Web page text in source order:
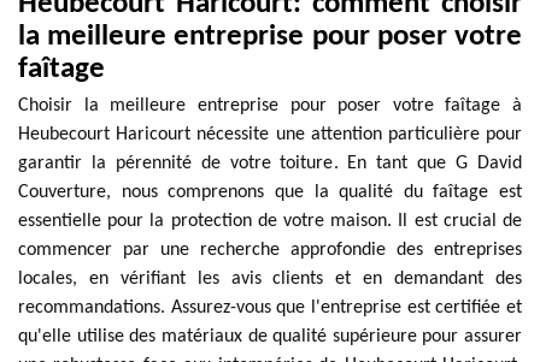
la meilleure entreprise pour poser votre
faîtage
Choisir la meilleure entreprise pour poser votre faîtage à
Heubecourt Haricourt nécessite une attention particulière pour
garantir la pérennité de votre toiture. En tant que G David
Couverture, nous comprenons que la qualité du faîtage est
essentielle pour la protection de votre maison. Il est crucial de
commencer par une recherche approfondie des entreprises
locales, en vérifiant les avis clients et en demandant des
recommandations. Assurez-vous que l'entreprise est certifiée et
qu'elle utilise des matériaux de qualité supérieure pour assurer